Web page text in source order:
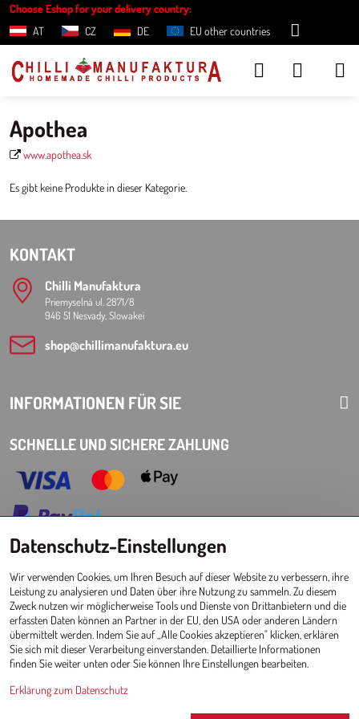
Choose Eshop for your delivery country:
AT
CZ DE EU other countries
Apothea
www.apothea.sk
Es gibt keine Produkte in dieser Kategorie.
KONTAKT
Chilli Manufaktura
Priemyselná ul. 2871/8
946 51 Nesvady, Slowakei
shop​@chillimanufaktura​.eu
INFORMATIONEN FÜR SIE
SCHNELLE UND SICHERE ZAHLUNG
Choose Eshop for your delivery country:
AT CZ DE SK HU PL EU other countries
GROSSHANDEL FÜR GESCHÄFTE
Registrierung l Loginzum Großhandel
Since 2017 © CM
Datenschutz-Einstellungen
Wir verwenden Cookies, um Ihren Besuch auf dieser Website zu verbessern, ihre
Leistung zu analysieren und Daten über ihre Nutzung zu sammeln. Zu diesem
Zweck nutzen wir möglicherweise Tools und Dienste von Drittanbietern und die
erfassten Daten können an Partner in der EU, den USA oder anderen Ländern
übermittelt werden. Indem Sie auf „Alle Cookies akzeptieren" klicken, erklären
Sie sich mit dieser Verarbeitung einverstanden. Detaillierte Informationen
finden Sie weiter unten oder Sie können Ihre Einstellungen bearbeiten.
Erklärung zum Datenschutz